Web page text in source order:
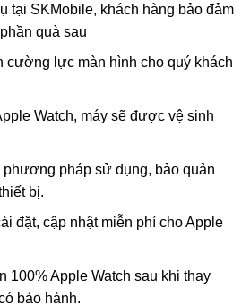
tại SKMobile, khách hàng bảo đảm
quà sau
cường lực màn hình cho quý khách
Watch, máy sẽ được vệ sinh
pháp sử dụng, bảo quản
bị.
đặt, cập nhật miễn phí cho Apple
100% Apple Watch sau khi thay
bảo hành.